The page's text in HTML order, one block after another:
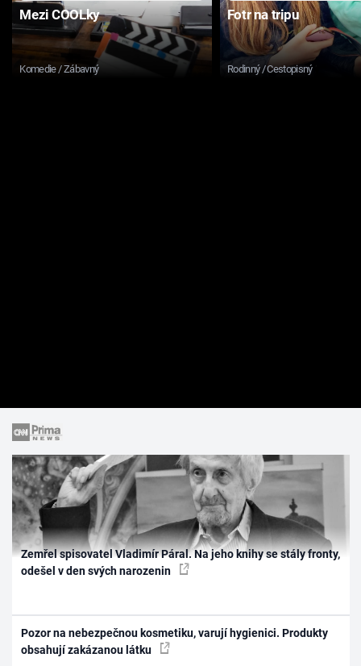
Mezi COOLky
Komedie / Zábavný
Fotr na tripu
Rodinný / Cestopisný
Zemřel spisovatel Vladimír Páral. Na jeho knihy se stály fronty,
odešel v den svých narozenin
Pozor na nebezpečnou kosmetiku, varují hygienici. Produkty
obsahují zakázanou látku